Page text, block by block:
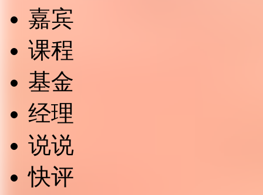
嘉宾
课程
基金
经理
说说
快评